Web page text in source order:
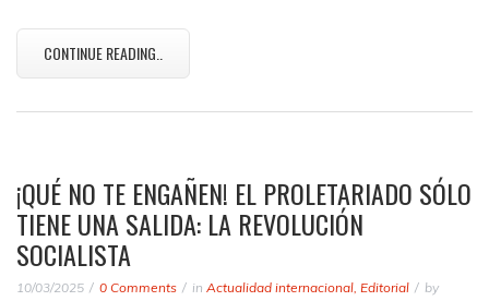
CONTINUE READING..
¡QUÉ NO TE ENGAÑEN! EL PROLETARIADO SÓLO
TIENE UNA SALIDA: LA REVOLUCIÓN
SOCIALISTA
10/03/2025 0 Comments in Actualidad internacional Editorial
by